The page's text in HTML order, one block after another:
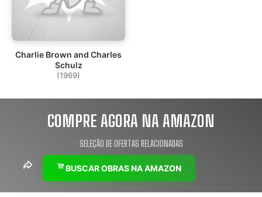
Charlie Brown and Charles
Schulz
(1969)
COMPRE AGORA NA AMAZON
SELEÇÃO DE OFERTAS RELACIONADAS
BUSCAR OBRAS NA AMAZON